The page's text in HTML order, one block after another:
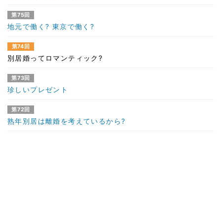
第75回
地元で働く? 東京で働く?
第74回
別居婚ってロマンティック?
第73回
珍しいプレゼント
第72回
熟年別居は離婚を考えているから?